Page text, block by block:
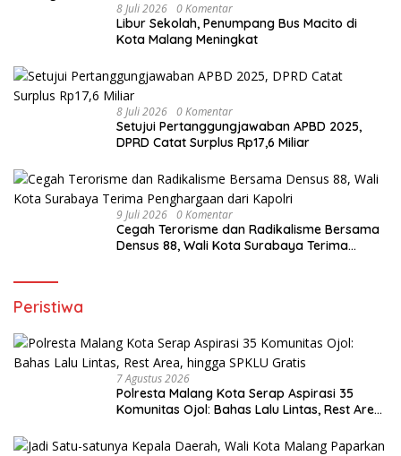
8 Juli 2026 0 Komentar
Libur Sekolah, Penumpang Bus Macito di
Kota Malang Meningkat
8 Juli 2026 0 Komentar
Setujui Pertanggungjawaban APBD 2025,
DPRD Catat Surplus Rp17,6 Miliar
9 Juli 2026 0 Komentar
Cegah Terorisme dan Radikalisme Bersama
Densus 88, Wali Kota Surabaya Terima
Peristiwa
7 Agustus 2026
Polresta Malang Kota Serap Aspirasi 35
Komunitas Ojol: Bahas Lalu Lintas, Rest Area,